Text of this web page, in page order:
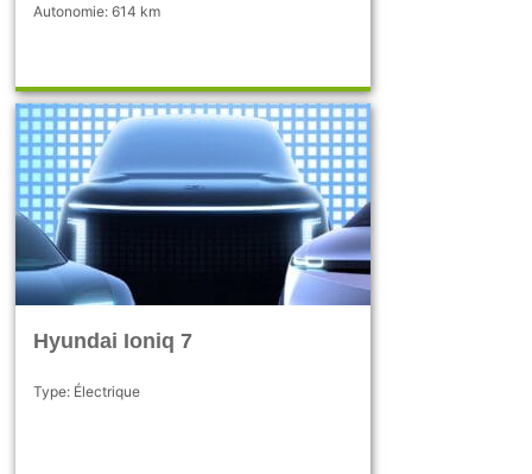
Autonomie: 614 km
Hyundai Ioniq 7
Type: Électrique